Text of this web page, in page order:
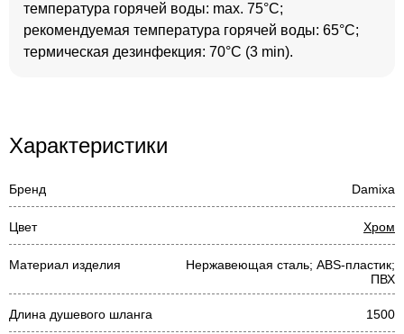
температура горячей воды: max. 75°C;
рекомендуемая температура горячей воды: 65°C;
термическая дезинфекция: 70°C (3 min).
Характеристики
Бренд Damixa
Цвет Хром
Материал изделия
Нержавеющая сталь; ABS-пластик;
ПВХ
Длина душевого шланга 1500